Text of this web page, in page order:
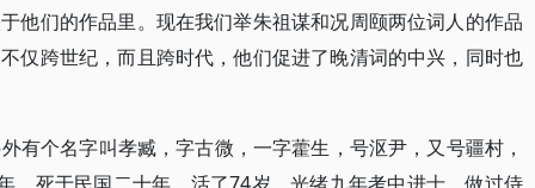
他们的作品里。现在我们举朱祖谋和况周颐两位词人的作品
仅跨世纪，而且跨时代，他们促进了晚清词的中兴，同时也
有个名字叫孝臧，字古微，一字藿生，号沤尹，又号疆村，